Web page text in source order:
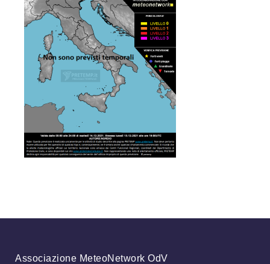
Associazione MeteoNetwork OdV